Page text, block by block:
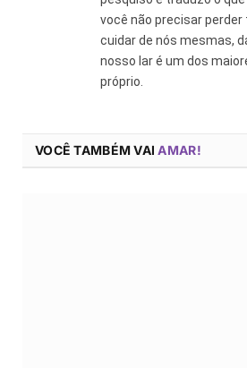
você não precisar
cuidar de nós mesmas,
nosso lar é um dos
próprio.
VOCÊ TAMBÉM VAIAMAR!